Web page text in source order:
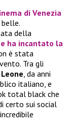
di Venezia
della
ha incantato la
è stata
Tra gli
, da anni
italiano, e
total black che
certo sui social